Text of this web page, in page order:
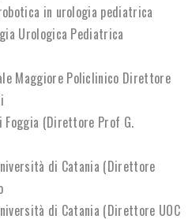
in urologia pediatrica
Urologica Pediatrica
Maggiore Policlinico Direttore
Foggia (Direttore Prof G.
à di Catania (Direttore
à di Catania (Direttore UOC